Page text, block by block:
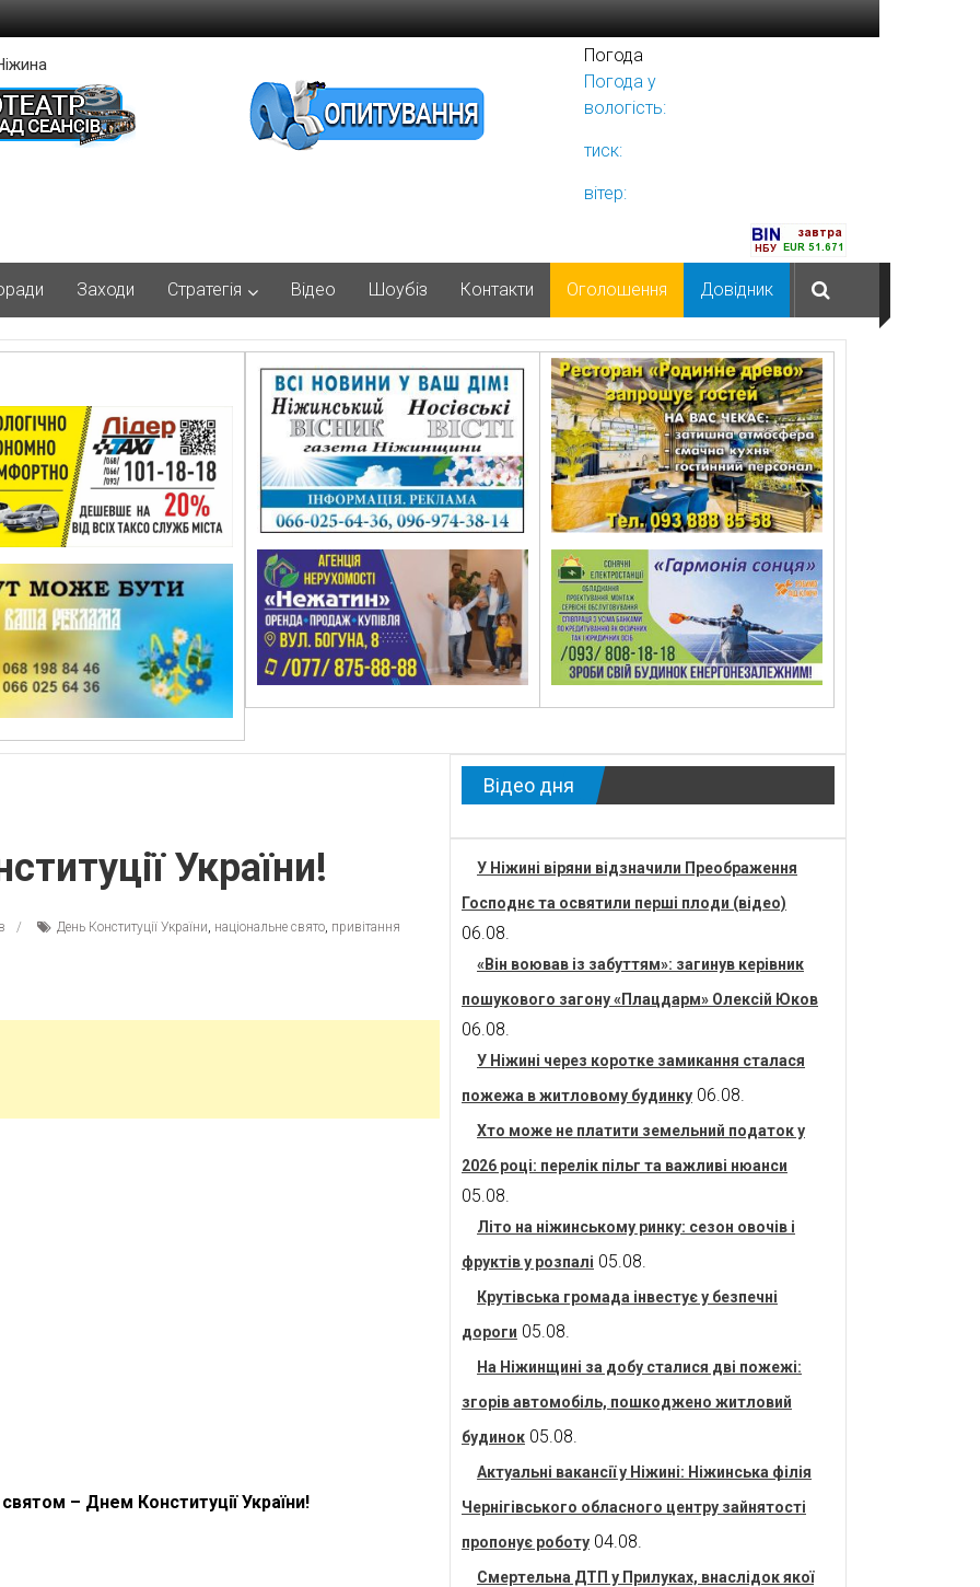
Погода
Погода у
вологість:
тиск:
вітер:
Заходи Стратегія Відео Шоубіз Контакти Оголошення Довідник
України!
День Конституції України національне свято привітання
– Днем Конституції України!
Відео дня
У Ніжині віряни відзначили Преображення
Господнє та освятили перші плоди (відео)
06.08.
«Він воював із забуттям»: загинув керівник
пошукового загону «Плацдарм» Олексій Юков
06.08.
У Ніжині через коротке замикання сталася
пожежа в житловому будинку 06.08.
Хто може не платити земельний податок у
2026 році: перелік пільг та важливі нюанси
05.08.
Літо на ніжинському ринку: сезон овочів і
фруктів у розпалі 05.08.
Крутівська громада інвестує у безпечні
дороги 05.08.
На Ніжинщині за добу сталися дві пожежі:
згорів автомобіль, пошкоджено житловий
будинок 05.08.
Актуальні вакансії у Ніжині: Ніжинська філія
Чернігівського обласного центру зайнятості
пропонує роботу 04.08.
Смертельна ДТП у Прилуках, внаслідок якої